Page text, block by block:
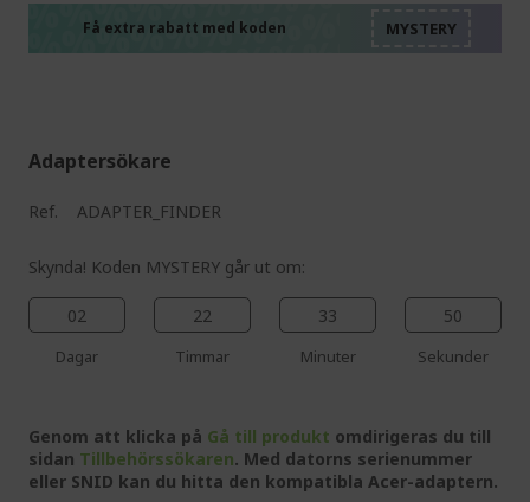
Få extra rabatt med koden
Adaptersökare
Ref. ADAPTER_FINDER
Skynda! Koden MYSTERY går ut om:
02
Dagar
22
Timmar
33
Minuter
49
Sekunder
Genom att klicka på Gå till produkt omdirigeras du till
sidan Tillbehörssökaren. Med datorns serienummer
eller SNID kan du hitta den kompatibla Acer-adaptern.